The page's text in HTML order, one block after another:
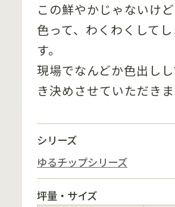
この鮮やかじゃないけど
色って、わくわくして
す。
現場でなんどか色出し
き決めさせていただきま
シリーズ
ゆるチップシリーズ
坪量・サイズ